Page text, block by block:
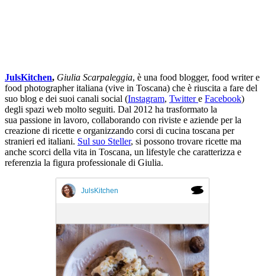
JulsKitchen, Giulia Scarpaleggia, è una food blogger, food writer e
food photographer italiana (vive in Toscana) che è riuscita a fare del
suo blog e dei suoi canali social (Instagram, Twittere Facebook)
degli spazi web molto seguiti. Dal 2012 ha trasformato la
sua passione in lavoro, collaborando con riviste e aziende per la
creazione di ricette e organizzando corsi di cucina toscana per
stranieri ed italiani. Sul suo Steller, si possono trovare ricette ma
anche scorci della vita in Toscana, un lifestyle che caratterizza e
referenzia la figura professionale di Giulia.
JulsKitchen